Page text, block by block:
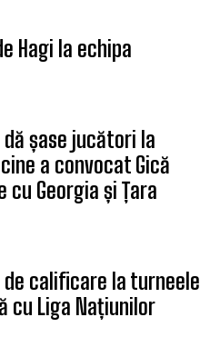
Hagi la echipa
dă șase jucători la
a convocat Gică
cu Georgia și Țara
calificare la turneele
cu Liga Națiunilor